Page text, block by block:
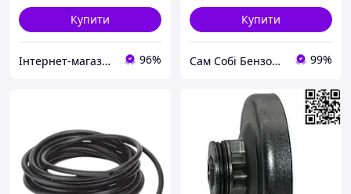
Купити
Інтернет-магазин "Сам Собі Сервіс" 96%
Купити
Сам Собі БензоМайстер ⚙️ 99%